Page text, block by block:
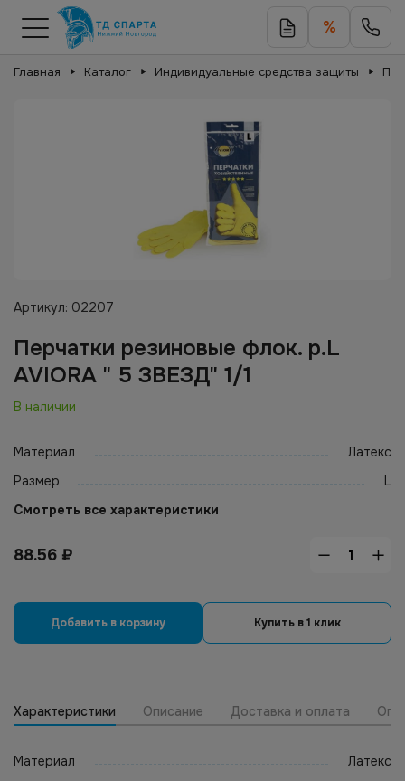
%
Главная Каталог Индивидуальные средства защиты
Артикул: 02207
Перчатки резиновые флок. р.L
AVIORA " 5 ЗВЕЗД" 1/1
В наличии
Материал
Латекс
Размер
L
Смотреть все характеристики
88.56 ₽
Добавить в корзину Купить в 1 клик
Характеристики Описание Доставка и оплата
Материал
Латекс